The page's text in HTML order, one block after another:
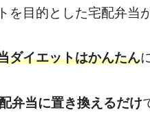
を目的とした宅配弁当
ダイエットはかんたん
弁当に置き換えるだけ